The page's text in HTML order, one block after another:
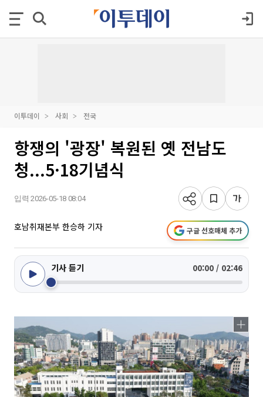
이투데이 사회 전국
항쟁의 '광장' 복원된 옛 전남도
청...5·18기념식
입력 2026-05-18 08:04
호남취재본부 한승하 기자 구글 선호매체 추가
기사 듣기 00:00 / 02:46